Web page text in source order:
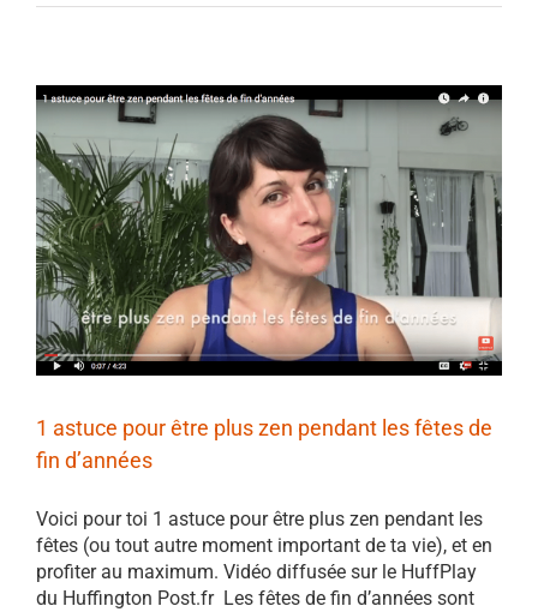
1 astuce pour être plus zen pendant les fêtes de
fin d’années
Voici pour toi 1 astuce pour être plus zen pendant les
fêtes (ou tout autre moment important de ta vie), et en
profiter au maximum. Vidéo diffusée sur le HuffPlay
du Huffington Post.fr Les fêtes de fin d’années sont